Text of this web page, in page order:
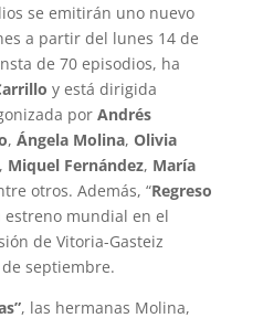
se emitirán uno nuevo
a partir del lunes 14 de
de 70 episodios, ha
y está dirigida
por Andrés
, Ángela Molina, Olivia
Miquel Fernández, María
otros. Además, “Regreso
estreno mundial en el
de Vitoria-Gasteiz
septiembre.
, las hermanas Molina,